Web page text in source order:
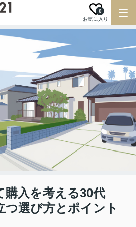
お気に入り
0
購入を考える30代
つ選び方とポイント